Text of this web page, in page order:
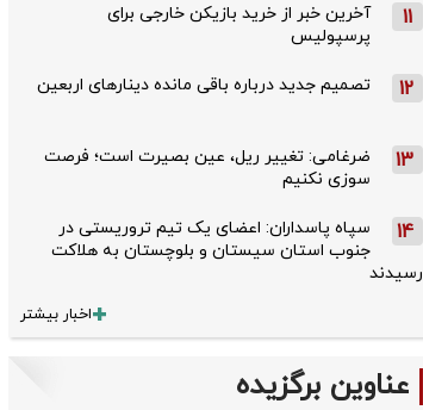
11
آخرین خبر از خرید بازیکن خارجی برای
پرسپولیس
12 تصمیم جدید درباره باقی مانده دینارهای اربعین
13
ضرغامی: تغییر ریل، عین بصیرت است؛ فرصت
سوزی نکنیم
14
سپاه پاسداران: اعضای یک تیم تروریستی در
جنوب استان سیستان و بلوچستان به هلاکت
رسیدند
اخبار بیشتر
عناوین برگزیده